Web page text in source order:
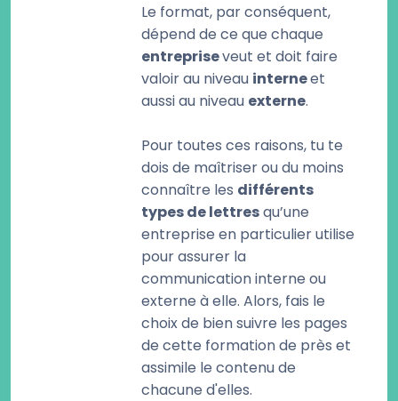
Le format, par conséquent,
dépend de ce que chaque
entrepriseveut et doit faire
valoir au niveau interneet
aussi au niveau externe.
Pour toutes ces raisons, tu te
dois de maîtriser ou du moins
connaître les différents
types de lettresqu’une
entreprise en particulier utilise
pour assurer la
communication interne ou
externe à elle. Alors, fais le
choix de bien suivre les pages
de cette formation de près et
assimile le contenu de
chacune d'elles.